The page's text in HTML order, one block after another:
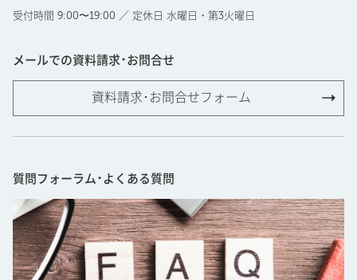
受付時間 9:00〜19:00 ／ 定休日 水曜日・第3火曜日
メールでの資料請求･お問合せ
資料請求･お問合せフォーム
質問フォーラム･よくある質問